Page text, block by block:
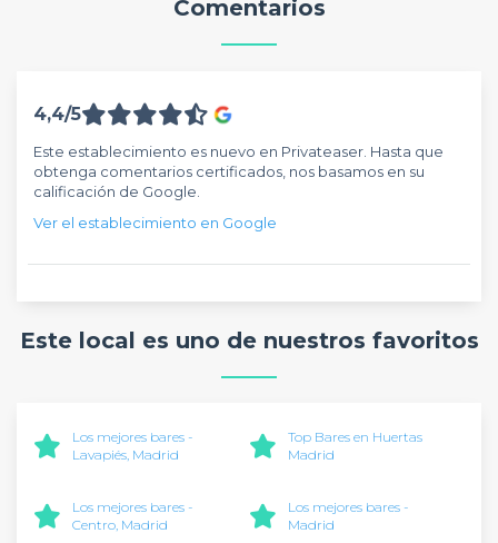
Comentarios
4,4/5
Este establecimiento es nuevo en Privateaser. Hasta que
obtenga comentarios certificados, nos basamos en su
calificación de Google.
Ver el establecimiento en Google
Este local es uno de nuestros favoritos
Los mejores bares -
Lavapiés, Madrid
Top Bares en Huertas
Madrid
Los mejores bares -
Centro, Madrid
Los mejores bares -
Madrid